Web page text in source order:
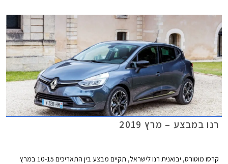
רנו במבצע – מרץ 2019
קרסו מוטורס, יבואנית רנו לישראל, תקיים מבצע בין התאריכים 10-15 במרץ